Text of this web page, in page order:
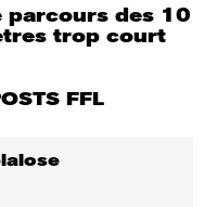
parcours des 10
trop court
FFL